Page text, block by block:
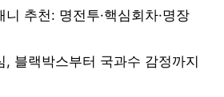
추천: 명전투·핵심회차·명장
, 블랙박스부터 국과수 감정까지